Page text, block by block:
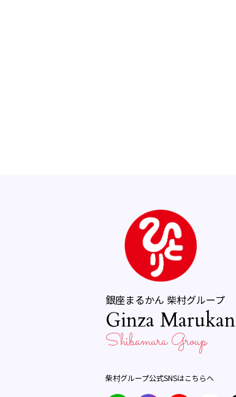
銀座まるかん 柴村グループ
Ginza Marukan
Shibamura Group
柴村グループ公式SNSはこちらへ